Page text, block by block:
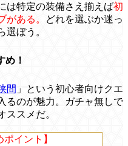
は特定の装備さえ揃えば初
がある。
どれを選ぶか迷っ
選ぼう。
め！
間 」という初心者向けクエ
るのが魅力。ガチャ無しで
ススメだ。
ポイント】